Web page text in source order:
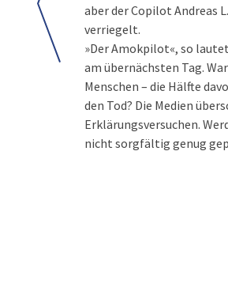
aber der Copilot Andreas
verriegelt.
»Der Amokpilot«, so
am übernächsten Tag.
Menschen – die Hälfte
den Tod? Die Medien
Erklärungsversuchen.
nicht sorgfältig genug